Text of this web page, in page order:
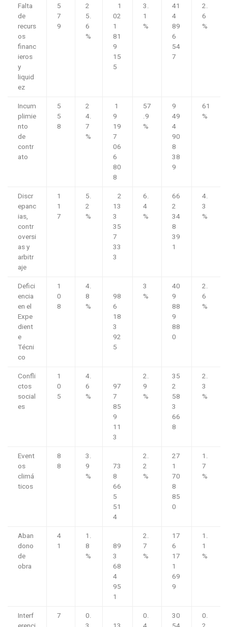
Falta
de
recurs
os
financ
ieros
y
liquid
ez
5
7
9
2
5.
6
%
1
02
1
81
9
15
5
3.
1
%
41
4
89
6
54
7
2.
6
%
Incum
plimie
nto
de
contr
ato
5
5
8
2
4.
7
%
1
9
19
7
06
6
80
8
57
.9
%
9
49
4
90
8
38
9
61
%
Discr
epanc
ias,
contr
oversi
as y
arbitr
aje
1
1
7
5.
2
%
2
13
3
35
7
33
3
6.
4
%
66
2
34
8
39
1
4.
3
%
Defici
encia
en el
Expe
dient
e
Técni
co
1
0
8
4.
8
%
98
6
18
3
92
5
3
%
40
9
88
9
88
0
2.
6
%
Confli
ctos
social
es
1
0
5
4.
6
%
97
7
85
9
11
3
2.
9
%
35
2
58
3
66
8
2.
3
%
Event
os
climá
ticos
8
8
3.
9
%
73
8
66
5
51
4
2.
2
%
27
1
70
8
85
0
1.
7
%
Aban
dono
de
obra
4
1
1.
8
%
89
3
68
4
95
1
2.
7
%
17
6
17
1
69
9
1.
1
%
Interf
7
0.
0.
30
0.